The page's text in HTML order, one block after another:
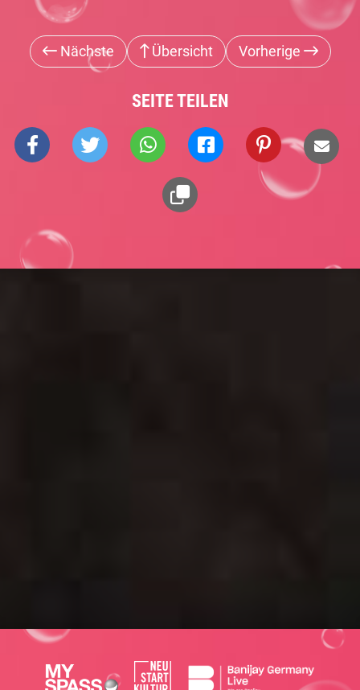
Nächste Übersicht Vorherige
SEITE TEILEN